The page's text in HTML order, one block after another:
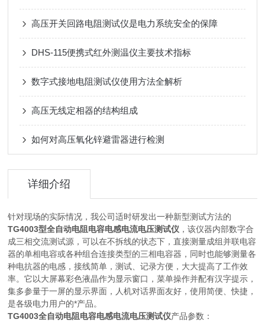
高压开关回路电阻测试仪是电力系统安全的保障
DHS-115便携式红外测温仪主要技术指标
数字式接地电阻测试仪使用方法全解析
高压无线定相器的结构组成
如何对高压氧化锌避雷器进行检测
详细介绍
针对现场的实际情况，我公司适时研发出一种新型测试方法的
TG4003型全自动电阻电容电感电流电压测试仪 ，该仪器内部数字合
成三相交流测试源，可以在不拆线的状态下，直接测量成组并联电容
器的单相电容或各种组合连接类型的三相电容器，同时也能够测量各
种电抗器的电感，接线简单，测试、记录方便，大大提高了工作效
率。它以大屏幕彩色液晶作为显示窗口，菜单操作并配有汉字提示，
集多参量于一屏的显示界面，人机对话界面友好，使用简便、快捷，
是各级电力用户的*产品。
TG4003全自动电阻电容电感电流电压测试仪产品参数：